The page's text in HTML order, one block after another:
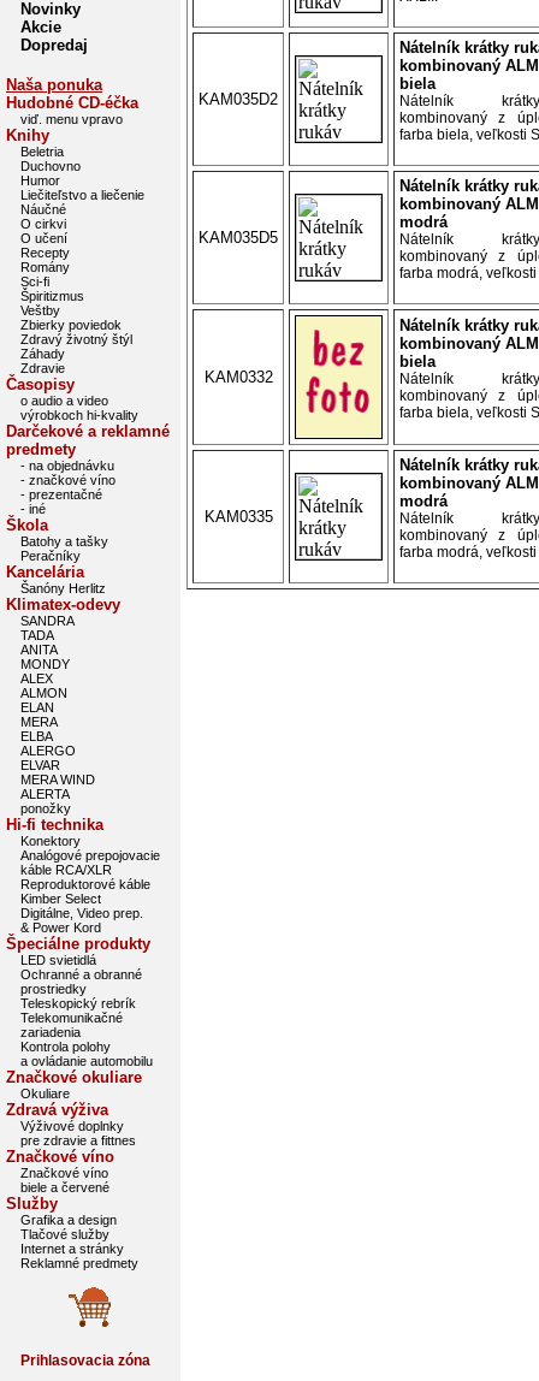
Novinky
Akcie
Dopredaj
Naša ponuka
Hudobné CD-éčka
viď. menu vpravo
Knihy
Beletria
Duchovno
Humor
Liečiteľstvo a liečenie
Náučné
O cirkvi
O učení
Recepty
Romány
Sci-fi
Špiritizmus
Veštby
Zbierky poviedok
Zdravý životný štýl
Záhady
Zdravie
Časopisy
o audio a video
výrobkoch hi-kvality
Darčekové a reklamné
predmety
- na objednávku
- značkové víno
- prezentačné
- iné
Škola
Batohy a tašky
Peračníky
Kancelária
Šanóny Herlitz
Klimatex-odevy
SANDRA
TADA
ANITA
MONDY
ALEX
ALMON
ELAN
MERA
ELBA
ALERGO
ELVAR
MERA WIND
ALERTA
ponožky
Hi-fi technika
Konektory
Analógové prepojovacie
káble RCA/XLR
Reproduktorové káble
Kimber Select
Digitálne, Video prep.
& Power Kord
Špeciálne produkty
LED svietidlá
Ochranné a obranné
prostriedky
Teleskopický rebrík
Telekomunikačné
zariadenia
Kontrola polohy
a ovládanie automobilu
Značkové okuliare
Okuliare
Zdravá výživa
Výživové doplnky
pre zdravie a fittnes
Značkové víno
Značkové víno
biele a červené
Služby
Grafika a design
Tlačové služby
Internet a stránky
Reklamné predmety
Prihlasovacia zóna
KAM035D2
Nátelník krátky
kombinovaný
biela
Nátelník
kombinovaný z
farba biela, veľkosti
KAM035D5
Nátelník krátky
kombinovaný
modrá
Nátelník
kombinovaný z
farba modrá, veľkosti
KAM0332
Nátelník krátky
kombinovaný
biela
Nátelník
kombinovaný z
farba biela, veľkosti
KAM0335
Nátelník krátky
kombinovaný
modrá
Nátelník
kombinovaný z
farba modrá, veľkosti